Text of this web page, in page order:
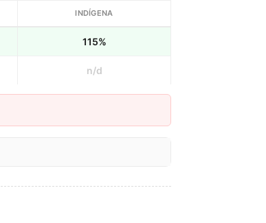
INDÍGENA
115%
n/d